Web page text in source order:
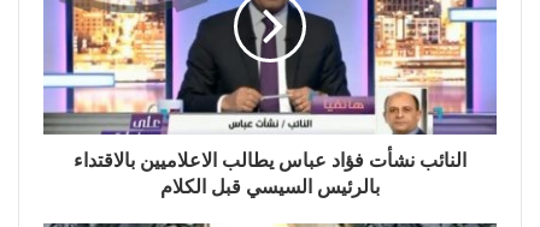
النائب نشأت فؤاد عباس يطالب الاعلاميين بالاقتداء
بالرئيس السيسي قبل الكلام